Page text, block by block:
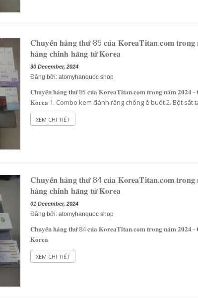
𝐂𝐡𝐮𝐲𝐞̂́𝐧 𝐡𝐚̀𝐧𝐠 𝐭𝐡𝐮̛́ 85 𝐜𝐮̉𝐚 𝐊𝐨𝐫𝐞𝐚𝐓𝐢𝐭𝐚𝐧.𝐜𝐨𝐦
𝐡𝐚̀𝐧𝐠 𝐜𝐡𝐢́𝐧𝐡 𝐡𝐚̃𝐧𝐠 𝐭𝐮̛̀ 𝐊𝐨𝐫𝐞𝐚
30 December, 2024
Đăng bởi: atomyhanquoc shop
𝐂𝐡𝐮𝐲𝐞̂́𝐧 𝐡𝐚̀𝐧𝐠 𝐭𝐡𝐮̛́ 85 𝐜𝐮̉𝐚 𝐊𝐨𝐫𝐞𝐚𝐓𝐢𝐭𝐚𝐧.𝐜𝐨𝐦 𝐭𝐫𝐨𝐧𝐠 𝐧𝐚̆𝐦 𝟐𝟎𝟐𝟒 -
𝐊𝐨𝐫𝐞𝐚 1. Combo kem đánh răng chống ê buốt 2. Bột sắt tạo hồng cầu và miễn dịch 3. Viên
XEM CHI TIẾT
𝐂𝐡𝐮𝐲𝐞̂́𝐧 𝐡𝐚̀𝐧𝐠 𝐭𝐡𝐮̛́ 84 𝐜𝐮̉𝐚 𝐊𝐨𝐫𝐞𝐚𝐓𝐢𝐭𝐚𝐧.𝐜𝐨𝐦
𝐡𝐚̀𝐧𝐠 𝐜𝐡𝐢́𝐧𝐡 𝐡𝐚̃𝐧𝐠 𝐭𝐮̛̀ 𝐊𝐨𝐫𝐞𝐚
01 December, 2024
Đăng bởi: atomyhanquoc shop
𝐂𝐡𝐮𝐲𝐞̂́𝐧 𝐡𝐚̀𝐧𝐠 𝐭𝐡𝐮̛́ 84 𝐜𝐮̉𝐚 𝐊𝐨𝐫𝐞𝐚𝐓𝐢𝐭𝐚𝐧.𝐜𝐨𝐦 𝐭𝐫𝐨𝐧𝐠 𝐧𝐚̆𝐦 𝟐𝟎𝟐𝟒 -
𝐊𝐨𝐫𝐞𝐚
XEM CHI TIẾT